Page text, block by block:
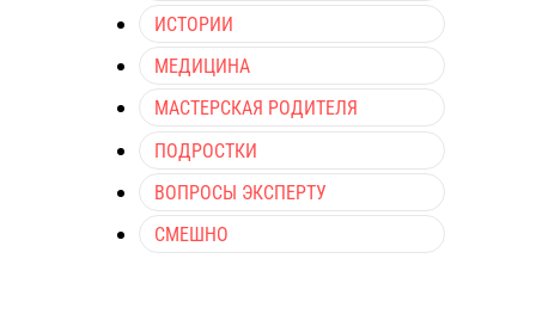
ИСТОРИИ
МЕДИЦИНА
МАСТЕРСКАЯ РОДИТЕЛЯ
ПОДРОСТКИ
ВОПРОСЫ ЭКСПЕРТУ
СМЕШНО